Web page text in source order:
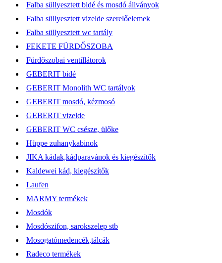
Falba süllyesztett bidé és mosdó állványok
Falba süllyesztett vizelde szerelőelemek
Falba süllyesztett wc tartály
FEKETE FÜRDŐSZOBA
Fürdőszobai ventillátorok
GEBERIT bidé
GEBERIT Monolith WC tartályok
GEBERIT mosdó, kézmosó
GEBERIT vizelde
GEBERIT WC csésze, ülőke
Hüppe zuhanykabinok
JIKA kádak,kádparavánok és kiegészítők
Kaldewei kád, kiegészítők
Laufen
MARMY termékek
Mosdók
Mosdószifon, sarokszelep stb
Mosogatómedencék,tálcák
Radeco termékek